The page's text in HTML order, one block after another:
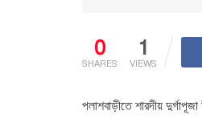
0
SHARES
1
VIEWS
পলাশবাড়ীতে শারদীয়